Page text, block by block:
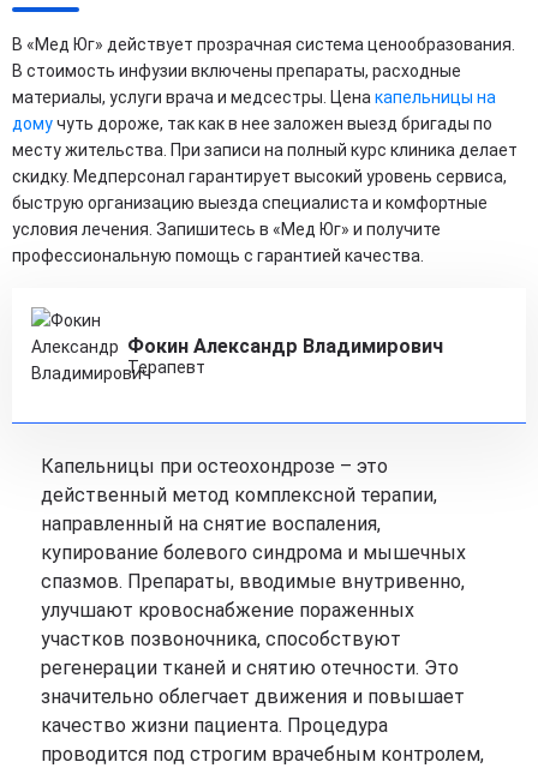
В «Мед Юг» действует прозрачная система ценообразования.
В стоимость инфузии включены препараты, расходные
материалы, услуги врача и медсестры. Ценакапельницы на
домучуть дороже, так как в нее заложен выезд бригады по
месту жительства. При записи на полный курс клиника делает
скидку. Медперсонал гарантирует высокий уровень сервиса,
быструю организацию выезда специалиста и комфортные
условия лечения. Запишитесь в «Мед Юг» и получите
профессиональную помощь с гарантией качества.
Фокин Александр Владимирович
Терапевт
Капельницы при остеохондрозе – это
действенный метод комплексной терапии,
направленный на снятие воспаления,
купирование болевого синдрома и мышечных
спазмов. Препараты, вводимые внутривенно,
улучшают кровоснабжение пораженных
участков позвоночника, способствуют
регенерации тканей и снятию отечности. Это
значительно облегчает движения и повышает
качество жизни пациента. Процедура
проводится под строгим врачебным контролем,